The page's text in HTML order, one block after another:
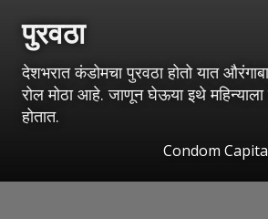
पुरवठा
देशभरात कंडोमचा पुरवठा होतो यात
रोल मोठा आहे. जाणून घेऊया इथे
होतात.
Condom